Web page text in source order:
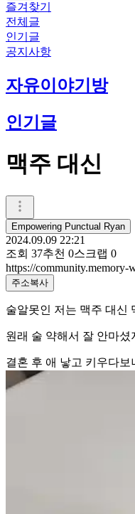
즐겨찾기
전체글
인기글
공지사항
자유이야기방
인기글
맥주 대신
Empowering Punctual Ryan
2024.09.09 22:21
조회 37추천 0스크랩 0
https://community.memory-
주소복사
술알못인 저는 맥주 대신
원래 술 약해서 잘 안마셨
결혼 후 애 낳고 키우다